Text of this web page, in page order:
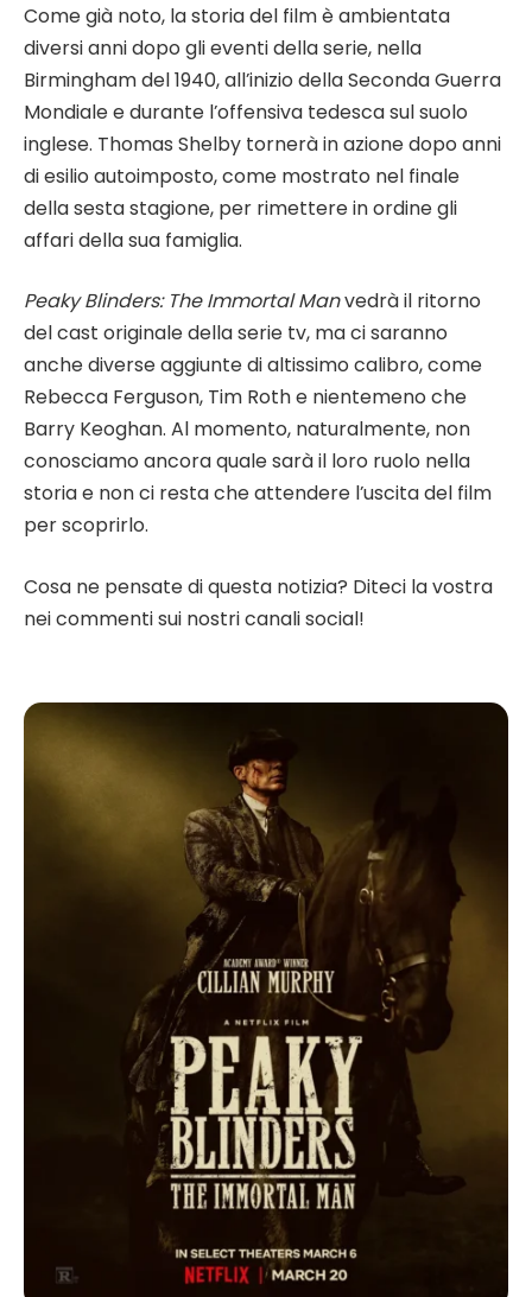
Come già noto, la storia del film è ambientata
diversi anni dopo gli eventi della serie, nella
Birmingham del 1940, all’inizio della Seconda Guerra
Mondiale e durante l’offensiva tedesca sul suolo
inglese. Thomas Shelby tornerà in azione dopo anni
di esilio autoimposto, come mostrato nel finale
della sesta stagione, per rimettere in ordine gli
affari della sua famiglia.
Peaky Blinders: The Immortal Manvedrà il ritorno
del cast originale della serie tv, ma ci saranno
anche diverse aggiunte di altissimo calibro, come
Rebecca Ferguson, Tim Roth e nientemeno che
Barry Keoghan. Al momento, naturalmente, non
conosciamo ancora quale sarà il loro ruolo nella
storia e non ci resta che attendere l’uscita del film
per scoprirlo.
Cosa ne pensate di questa notizia? Diteci la vostra
nei commenti sui nostri canali social!